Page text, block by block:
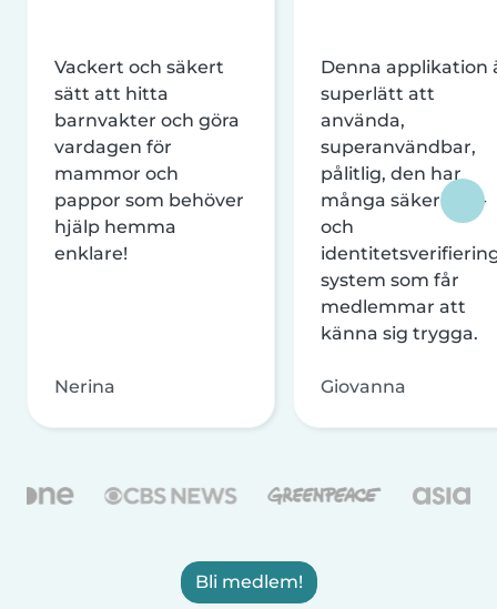
Vackert och säkert
sätt att hitta
barnvakter och göra
vardagen för
mammor och
pappor som behöver
hjälp hemma
enklare!
Nerina
Denna applikation
superlätt att
använda,
superanvändbar,
pålitlig, den har
många säkerhets-
och
system som får
medlemmar att
känna sig trygga.
Giovanna
Bli medlem!